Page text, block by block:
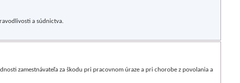
a súdnictva.
zamestnávateľa za škodu pri pracovnom úraze a pri chorobe z povolania a